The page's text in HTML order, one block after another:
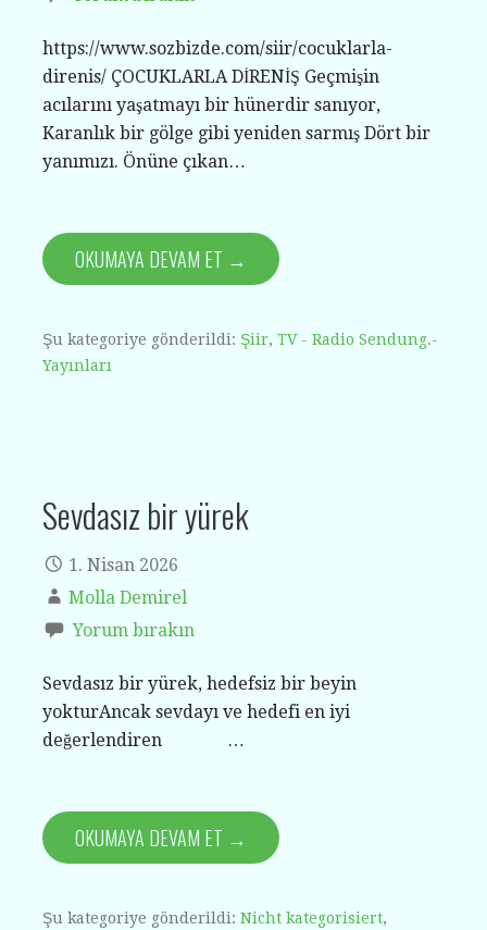
https://www.sozbizde.com/siir/cocuklarla-
direnis/ ÇOCUKLARLA DİRENİŞ Geçmişin
acılarını yaşatmayı bir hünerdir sanıyor,
Karanlık bir gölge gibi yeniden sarmış Dört bir
yanımızı. Önüne çıkan…
OKUMAYA DEVAM ET →
Şu kategoriye gönderildi: Şiir, TV - Radio Sendung.-
Yayınları
Sevdasız bir yürek
1. Nisan 2026
Molla Demirel
Yorum bırakın
Sevdasız bir yürek, hedefsiz bir beyin
yokturAncak sevdayı ve hedefi en iyi
değerlendiren …
OKUMAYA DEVAM ET →
Şu kategoriye gönderildi: Nicht kategorisiert,